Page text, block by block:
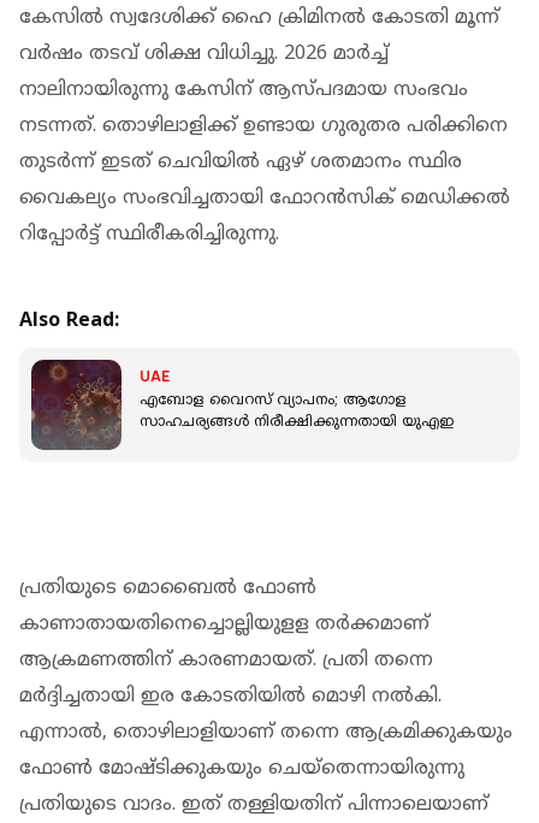
കേസില്‍ സ്വദേശിക്ക് ഹൈ ക്രിമിനല്‍ കോടതി മൂന്ന്
വര്‍ഷം തടവ് ശിക്ഷ വിധിച്ചു. 2026 മാര്‍ച്ച്
നാലിനായിരുന്നു കേസിന് ആസ്പദമായ സംഭവം
നടന്നത്. തൊഴിലാളിക്ക് ഉണ്ടായ ഗുരുതര പരിക്കിനെ
തുടര്‍ന്ന് ഇടത് ചെവിയില്‍ ഏഴ് ശതമാനം സ്ഥിര
വൈകല്യം സംഭവിച്ചതായി ഫോറന്‍സിക് മെഡിക്കല്‍
റിപ്പോര്‍ട്ട് സ്ഥിരീകരിച്ചിരുന്നു.
Also Read:
UAE
എബോള വൈറസ് വ്യാപനം; ആ​ഗോള
സാഹചര്യങ്ങൾ നിരീക്ഷിക്കുന്നതായി യുഎഇ
പ്രതിയുടെ മൊബൈല്‍ ഫോണ്‍
കാണാതായതിനെച്ചൊല്ലിയുളള തര്‍ക്കമാണ്
ആക്രമണത്തിന് കാരണമായത്. പ്രതി തന്നെ
മര്‍ദ്ദിച്ചതായി ഇര കോടതിയില്‍ മൊഴി നല്‍കി.
എന്നാല്‍, തൊഴിലാളിയാണ് തന്നെ ആക്രമിക്കുകയും
ഫോണ്‍ മോഷ്ടിക്കുകയും ചെയ്‌തെന്നായിരുന്നു
പ്രതിയുടെ വാദം. ഇത് തള്ളിയതിന് പിന്നാലെയാണ്